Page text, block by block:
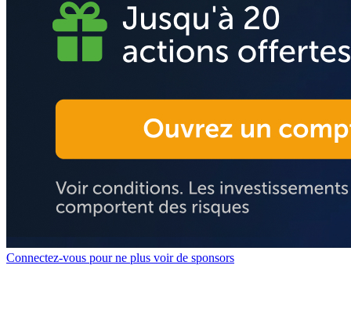
Connectez-vous pour ne plus voir de sponsors